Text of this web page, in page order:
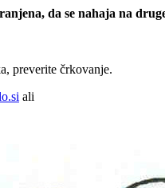
da se nahaja na
preverite črkovanje.
ali